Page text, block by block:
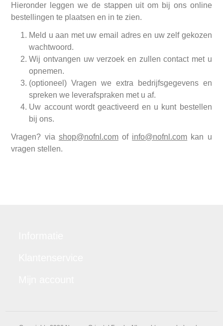
Hieronder leggen we de stappen uit om bij ons online
bestellingen te plaatsen en in te zien.
Meld u aan met uw email adres en uw zelf gekozen
wachtwoord.
Wij ontvangen uw verzoek en zullen contact met u
opnemen.
(optioneel) Vragen we extra bedrijfsgegevens en
spreken we leverafspraken met u af.
Uw account wordt geactiveerd en u kunt bestellen
bij ons.
Vragen? via shop@nofnl.comof info@nofnl.com kan u
vragen stellen.